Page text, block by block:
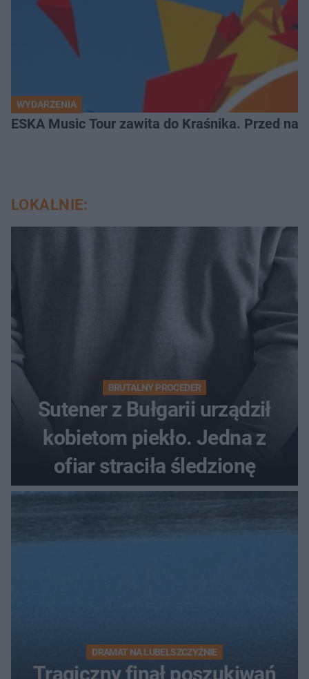
WYDARZENIA
ESKA Music Tour zawita do Kraśnika. Przed
LOKALNIE:
BRUTALNY PROCEDER
Sutener z Bułgarii urządził
kobietom piekło. Jedna z
ofiar straciła śledzionę
DRAMAT NA LUBELSZCZYŹNIE
Tragiczny finał poszukiwań